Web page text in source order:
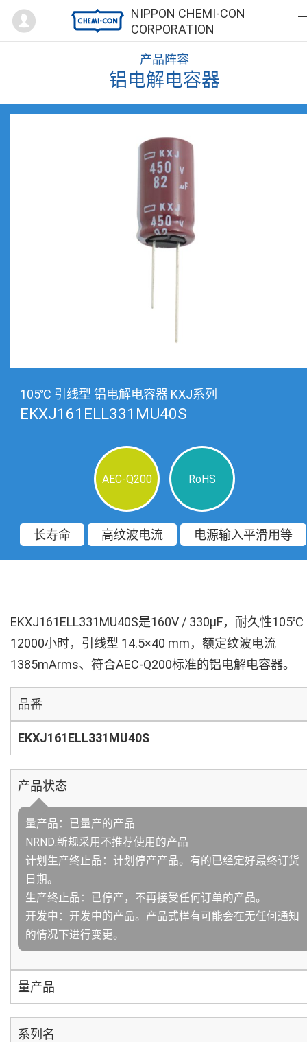
NIPPON CHEMI-CON
CORPORATION
Mypage
产品阵容
铝电解电容器
105℃ 引线型 铝电解电容器 KXJ系列
EKXJ161ELL331MU40S
AEC-Q200 RoHS
长寿命 高纹波电流 电源输入平滑用等
EKXJ161ELL331MU40S是160V / 330µF，耐久性105℃
12000小时，引线型 14.5×40 mm，额定纹波电流
1385mArms、符合AEC-Q200标准的铝电解电容器。
品番
EKXJ161ELL331MU40S
产品状态
量产品：已量产的产品
NRND:新规采用不推荐使用的产品
计划生产终止品：计划停产产品。有的已经定好最终订货
日期。
生产终止品：已停产，不再接受任何订单的产品。
开发中：开发中的产品。产品式样有可能会在无任何通知
的情况下进行变更。
量产品
系列名